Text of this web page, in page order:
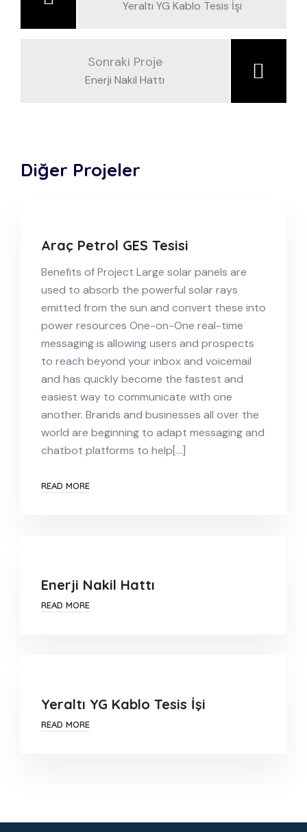
Yeraltı YG Kablo Tesis İşi
Sonraki Proje
Enerji Nakil Hattı
Diğer Projeler
Araç Petrol GES Tesisi
Benefits of Project Large solar panels are
used to absorb the powerful solar rays
emitted from the sun and convert these into
power resources One-on-One real-time
messaging is allowing users and prospects
to reach beyond your inbox and voicemail
and has quickly become the fastest and
easiest way to communicate with one
another. Brands and businesses all over the
world are beginning to adapt messaging and
chatbot platforms to help[…]
READ MORE
Enerji Nakil Hattı
READ MORE
Yeraltı YG Kablo Tesis İşi
READ MORE